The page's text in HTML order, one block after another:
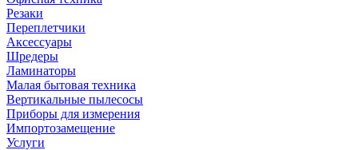
Резаки
Переплетчики
Аксессуары
Шредеры
Ламинаторы
Малая бытовая техника
Вертикальные пылесосы
Приборы для измерения
Импортозамещение
Услуги